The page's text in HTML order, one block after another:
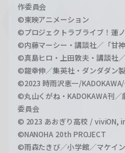
作委員会
©東映アニメーション
©プロジェクトラブライブ！蓮
©内藤マーシー・講談社／「甘
©真島ヒロ・上田敦夫・講談社
©龍幸伸／集英社・ダンダダン
©2023 時雨沢恵一/
©丸山くがね・KADOKAWA刊
委員会
© 2023 あおぎり高校 / viviON,
©NANOHA 20th PROJECT
©雨森たきび／小学館／マケイ